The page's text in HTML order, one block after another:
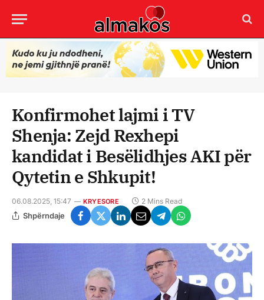
Konfirmohet lajmi i TV
Shenja: Zejd Rexhepi
kandidat i Besëlidhjes AKI për
Qytetin e Shkupit!
06.08.2025, 15:47 KRYESORE 2 Mins Read
Shpërndaje